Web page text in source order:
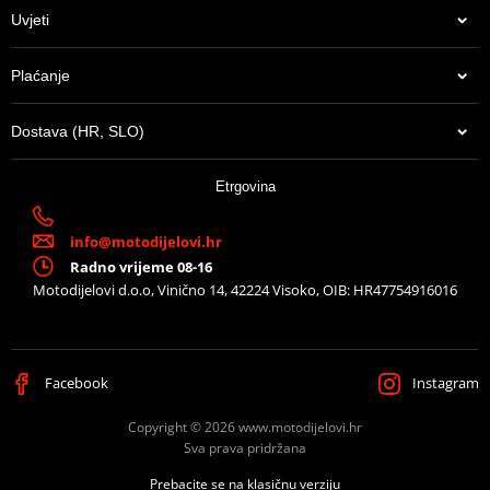
Na zalihi u centralnom skladištu. Dostava 8-10 dana.
Uvjeti
Plaćanje
Dostava (HR, SLO)
Etrgovina
info@motodijelovi.hr
Radno vrijeme 08-16
Motodijelovi d.o.o, Vinično 14, 42224 Visoko, OIB: HR47754916016
Facebook Instagram
Copyright © 2026 www.motodijelovi.hr
Sva prava pridržana
Prebacite se na klasičnu verziju